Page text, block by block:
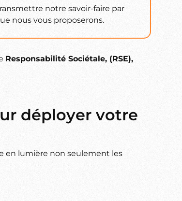
notre savoir-faire par
nous vous proposerons.
Responsabilité Sociétale, (RSE),
déployer votre
en lumière non seulement les